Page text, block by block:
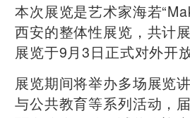
本次展览是艺术家海若
西安的整体性展览，共计
展览于9月3日正式对外开放
展览期间将举办多场展览
与公共教育等系列活动，